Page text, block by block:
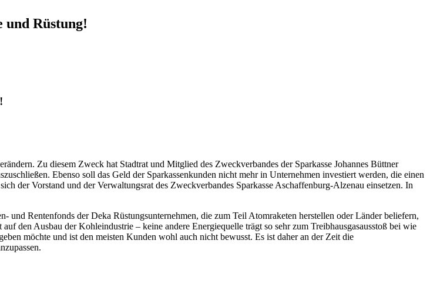
und Rüstung!
Zu diesem Zweck hat Stadtrat und Mitglied des Zweckverbandes der Sparkasse Johannes Büttner
Ebenso soll das Geld der Sparkassenkunden nicht mehr in Unternehmen investiert werden, die einen
der Vorstand und der Verwaltungsrat des Zweckverbandes Sparkasse Aschaffenburg-Alzenau einsetzen. In
Rentenfonds der Deka Rüstungsunternehmen, die zum Teil Atomraketen herstellen oder Länder beliefern,
den Ausbau der Kohleindustrie – keine andere Energiequelle trägt so sehr zum Treibhausgasausstoß bei wie
möchte und ist den meisten Kunden wohl auch nicht bewusst. Es ist daher an der Zeit die